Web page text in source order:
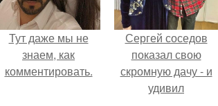
Тут даже мы не
знаем, как
комментировать.
Сергей соседов
показал свою
скромную дачу - и
удивил